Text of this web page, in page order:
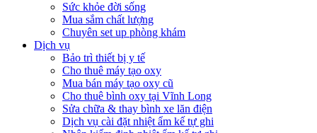
Sức khỏe đời sống
Mua sắm chất lượng
Chuyên set up phòng khám
Dịch vụ
Bảo trì thiết bị y tế
Cho thuê máy tạo oxy
Mua bán máy tạo oxy cũ
Cho thuê bình oxy tại Vĩnh Long
Sửa chữa & thay bình xe lăn điện
Dịch vụ cài đặt nhiệt ẩm kế tự ghi